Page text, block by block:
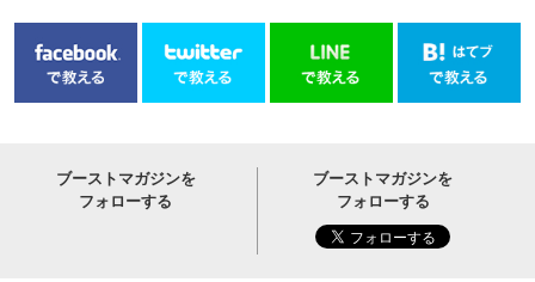
ブーストマガジンを
フォローする
ブーストマガジンを
フォローする